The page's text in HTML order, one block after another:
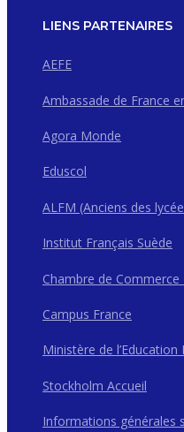
LIENS PARTENAIRES
AEFE
Ambassade de France
Agora Monde
Eduscol
ALFM (Anciens des
Institut Français Suède
Chambre de Commerce
Campus France
Ministère de l’Education
Stockholm Accueil
Informations générales